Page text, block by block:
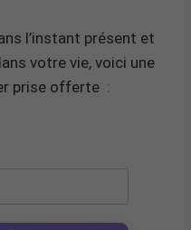
l’instant présent et
votre vie, voici une
prise offerte :